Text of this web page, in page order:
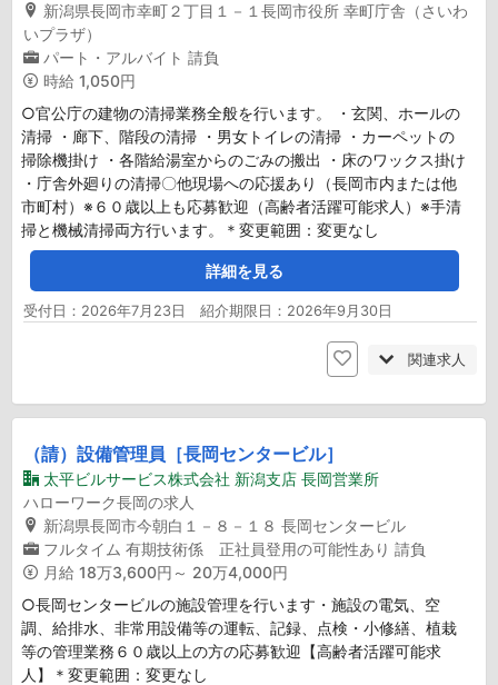
新潟県長岡市幸町２丁目１－１長岡市役所 幸町庁舎（さいわ
いプラザ）
パート・アルバイト 請負
時給 1,050円
○官公庁の建物の清掃業務全般を行います。 ・玄関、ホールの
清掃 ・廊下、階段の清掃 ・男女トイレの清掃 ・カーペットの
掃除機掛け ・各階給湯室からのごみの搬出 ・床のワックス掛け
・庁舎外廻りの清掃〇他現場への応援あり（長岡市内または他
市町村）※６０歳以上も応募歓迎（高齢者活躍可能求人）※手清
掃と機械清掃両方行います。＊変更範囲：変更なし
詳細を見る
受付日：2026年7月23日 紹介期限日：2026年9月30日
関連求人
（請）設備管理員［長岡センタービル］
太平ビルサービス株式会社 新潟支店 長岡営業所
ハローワーク長岡の求人
新潟県長岡市今朝白１－８－１８ 長岡センタービル
フルタイム 有期技術係 正社員登用の可能性あり 請負
月給 18万3,600円～ 20万4,000円
○長岡センタービルの施設管理を行います・施設の電気、空
調、給排水、非常用設備等の運転、記録、点検・小修繕、植栽
等の管理業務６０歳以上の方の応募歓迎【高齢者活躍可能求
人】＊変更範囲：変更なし